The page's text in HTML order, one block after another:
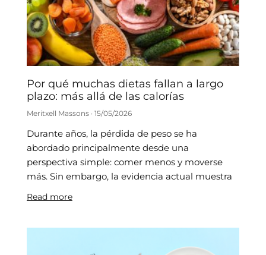
Por qué muchas dietas fallan a largo
plazo: más allá de las calorías
Meritxell Massons 15/05/2026
Durante años, la pérdida de peso se ha
abordado principalmente desde una
perspectiva simple: comer menos y moverse
más. Sin embargo, la evidencia actual muestra
Read more